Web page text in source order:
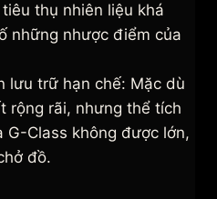
thụ nhiên liệu khá
những nhược điểm của
lưu trữ hạn chế: Mặc dù
rộng rãi, nhưng thể tích
G-Class không được lớn,
đồ.